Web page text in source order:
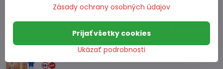
Destilát Ocean blue 500ml
Zásady ochrany osobných údajov
Ukázať podrobnosti
Prijať všetky cookies